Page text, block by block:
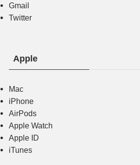
Gmail
Twitter
Apple
Mac
iPhone
AirPods
Apple Watch
Apple ID
iTunes